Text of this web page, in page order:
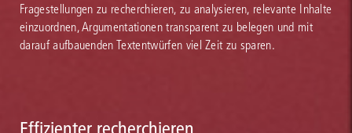
Fragestellungen zu recherchieren, zu analysieren, relevante Inhalte
einzuordnen, Argumentationen transparent zu belegen und mit
darauf aufbauenden Textentwürfen viel Zeit zu sparen.